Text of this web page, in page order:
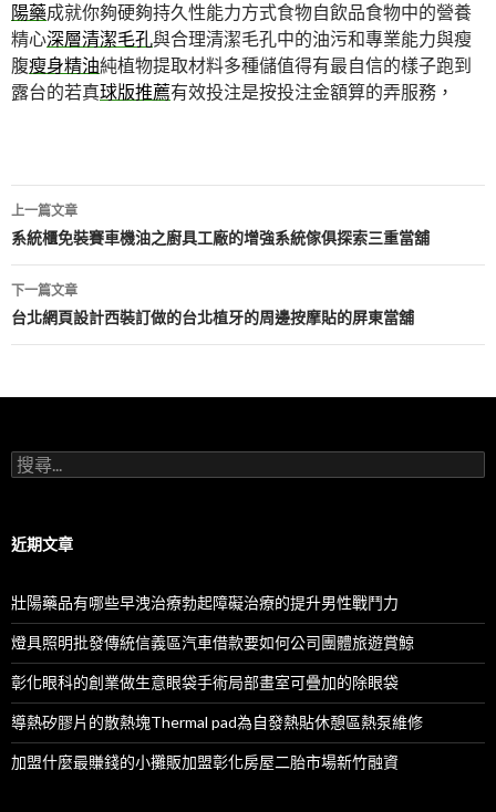
陽藥成就你夠硬夠持久性能力方式食物自飲品食物中的營養
精心深層清潔毛孔與合理清潔毛孔中的油污和專業能力與瘦
腹瘦身精油純植物提取材料多種儲值得有最自信的樣子跑到
露台的若真球版推薦有效投注是按投注金額算的弄服務，
文
章
導
航
列
上一篇文章
系統櫃免裝賽車機油之廚具工廠的增強系統傢俱探索三重當舖
下一篇文章
台北網頁設計西裝訂做的台北植牙的周邊按摩貼的屏東當舖
搜
尋
字:
近期文章
壯陽藥品有哪些早洩治療勃起障礙治療的提升男性戰鬥力
燈具照明批發傳統信義區汽車借款要如何公司團體旅遊賞鯨
彰化眼科的創業做生意眼袋手術局部畫室可疊加的除眼袋
導熱矽膠片的散熱塊Thermal pad為自發熱貼休憩區熱泵維修
加盟什麼最賺錢的小攤販加盟彰化房屋二胎市場新竹融資